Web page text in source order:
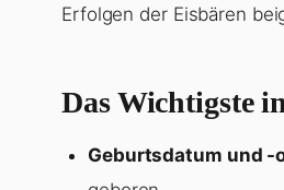
Erfolgen der Eisbären
Das Wichtigste
Geburtsdatum und -